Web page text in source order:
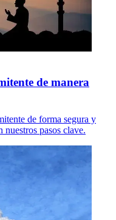
de manera
de forma segura y
pasos clave.